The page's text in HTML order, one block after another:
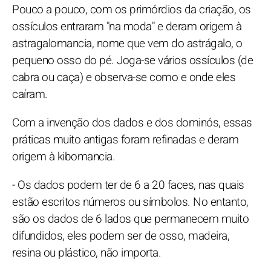
Pouco a pouco, com os primórdios da criação, os
ossículos entraram "na moda" e deram origem à
astragalomancia, nome que vem do astrágalo, o
pequeno osso do pé. Joga-se vários ossículos (de
cabra ou caça) e observa-se como e onde eles
caíram.
Com a invenção dos dados e dos dominós, essas
práticas muito antigas foram refinadas e deram
origem à kibomancia.
- Os dados podem ter de 6 a 20 faces, nas quais
estão escritos números ou símbolos. No entanto,
são os dados de 6 lados que permanecem muito
difundidos, eles podem ser de osso, madeira,
resina ou plástico, não importa.